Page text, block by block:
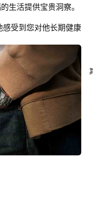
生活提供宝贵洞察。
感受到您对他长期健康